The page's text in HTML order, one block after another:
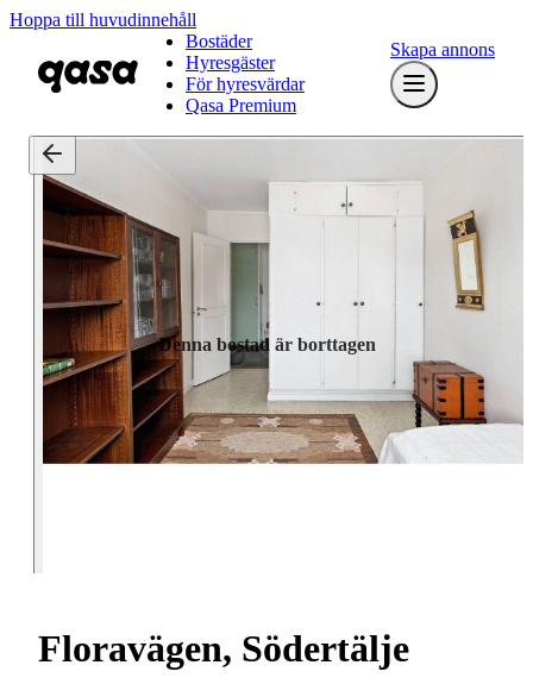
Hoppa till huvudinnehåll
Bostäder
Hyresgäster
För hyresvärdar
Qasa Premium
Skapa annons
Denna bostad är borttagen
Floravägen, Södertälje